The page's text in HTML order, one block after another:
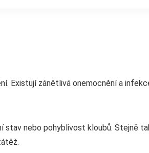
Existují zánětlivá onemocnění a
stav nebo pohyblivost kloubů. Stejně